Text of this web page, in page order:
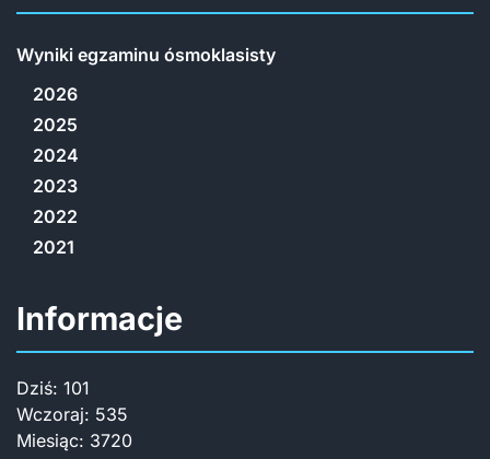
Wyniki egzaminu ósmoklasisty
2026
2025
2024
2023
2022
2021
Informacje
Dziś: 101
Wczoraj: 535
Miesiąc: 3720